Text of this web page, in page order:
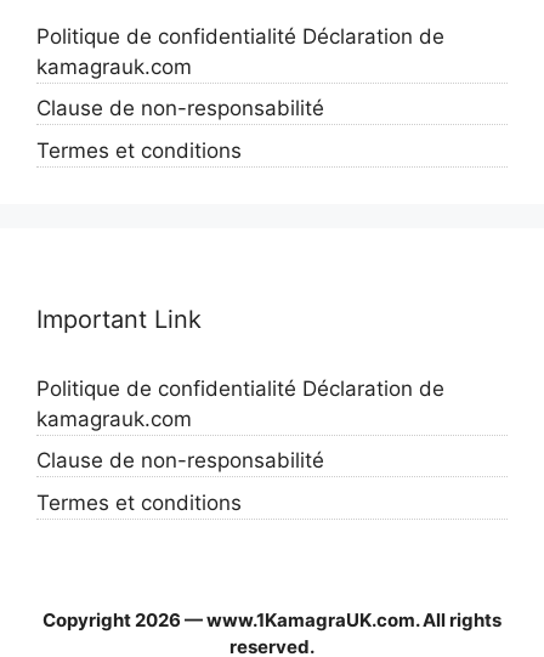
Politique de confidentialité Déclaration de
kamagrauk.com
Clause de non-responsabilité
Termes et conditions
Important Link
Politique de confidentialité Déclaration de
kamagrauk.com
Clause de non-responsabilité
Termes et conditions
Copyright 2026 — www.1KamagraUK.com. All rights
reserved.